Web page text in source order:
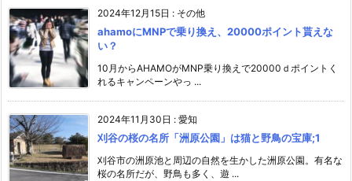
2024年12月15日 : その他
ahamoにMNPで乗り換え、20000ポイント貰えな
い？
10月からAHAMOがMNP乗り換えで20000ｄポイントく
れるキャンペーンやっ ...
2024年11月30日 : 愛知
刈谷の桜の名所「洲原公園」は猫と野鳥の宝庫;1
刈谷市の洲原池と周辺の自然を生かした洲原公園。有名な
桜の名所だが、野鳥も多く、遊 ...